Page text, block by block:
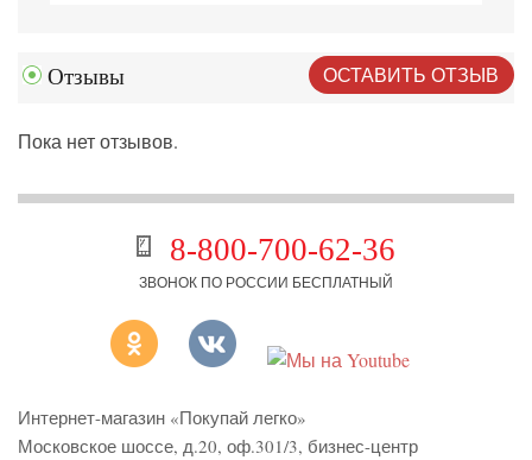
Отзывы ОСТАВИТЬ ОТЗЫВ
Пока нет отзывов.
8-800-700-62-36
ЗВОНОК ПО РОССИИ БЕСПЛАТНЫЙ
Интернет-магазин «Покупай легко»
Московское шоссе, д.20, оф.301/3, бизнес-центр